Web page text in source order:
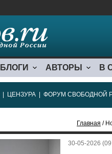
БЛОГИ АВТОРЫ В
ЦЕНЗУРА ФОРУМ СВОБОДНОЙ
Главная /
30-05-2026